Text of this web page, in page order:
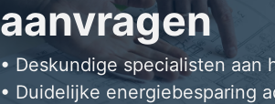
aanvragen
• Deskundige specialisten aan
• Duidelijke energiebesparing